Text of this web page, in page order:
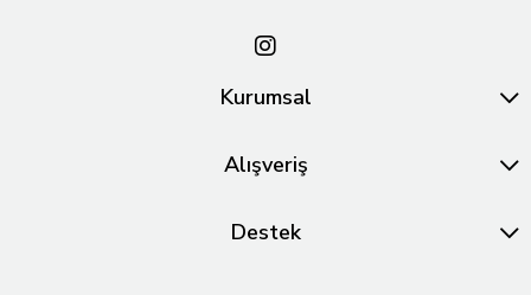
Kurumsal
Alışveriş
Destek